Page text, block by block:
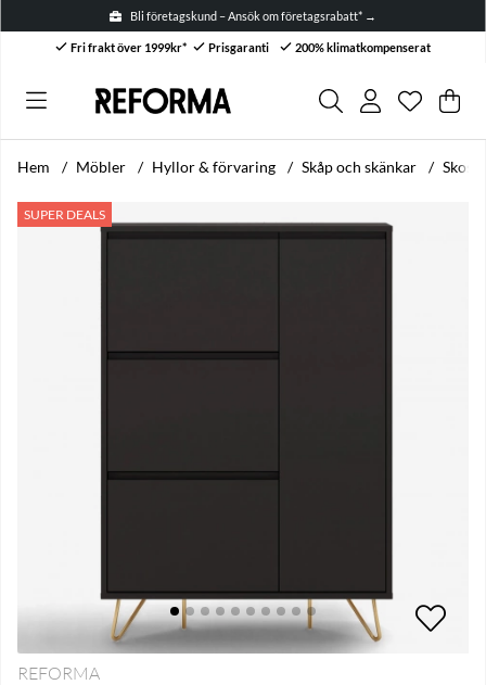
Bli företagskund – Ansök om företagsrabatt* →
Fri frakt över 1999kr* Prisgaranti 200% klimatkompenserat
Antal i
. .
Hem Möbler Hyllor & förvaring Skåp och skänkar
SUPER DEALS
Produktbilder Skoskåp 'Elle' - Svart/Mässing
REFORMA